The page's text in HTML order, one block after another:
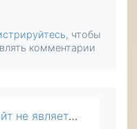
, чтобы
комментарии
и поэтому сам по себе он никому не помогает, хотя сотрудники и делают периодически пожертвования наряду с другими пользователями. Преимущество сайта в…